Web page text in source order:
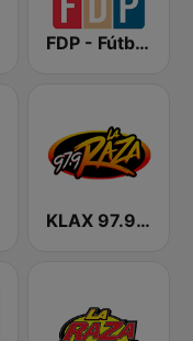
FDP - Fútbol de Primera
KLAX 97.9 La Raza FM